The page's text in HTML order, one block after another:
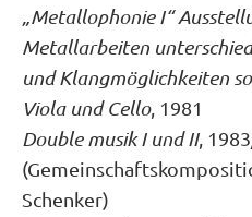
„Metallophonie I“
Metallarbeiten
und Klangmöglichkeiten
Viola und Cello, 1981
Double musik I und II,
Schenker)